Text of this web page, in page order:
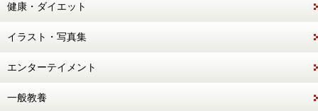
健康・ダイエット
イラスト・写真集
エンターテイメント
一般教養